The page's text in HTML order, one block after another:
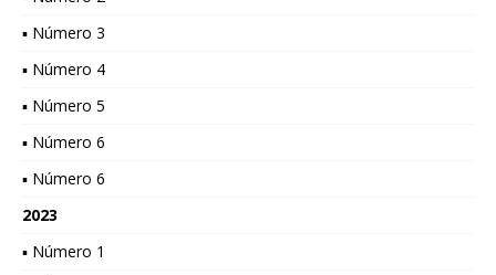
▪ Número 3
▪ Número 4
▪ Número 5
▪ Número 6
▪ Número 6
2023
▪ Número 1